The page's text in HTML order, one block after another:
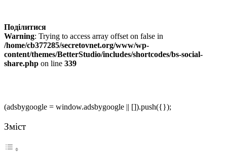
Поділитися
Warning: Trying to access array offset on false in
/home/cb377285/secretovnet.org/www/wp-
content/themes/BetterStudio/includes/shortcodes/bs-social-
share.php on line 339
(adsbygoogle = window.adsbygoogle || []).push({});
Зміст